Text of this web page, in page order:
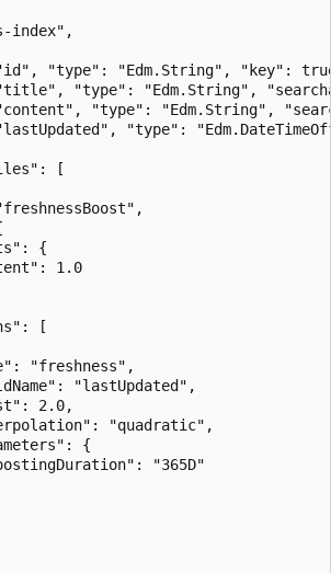
index",
"type": "Edm.String", "key":
"type": "Edm.String",
"type": "Edm.String",
"type":
[
{
1.0
[
"freshness",
"lastUpdated",
2.0,
"quadratic",
{
"365D"